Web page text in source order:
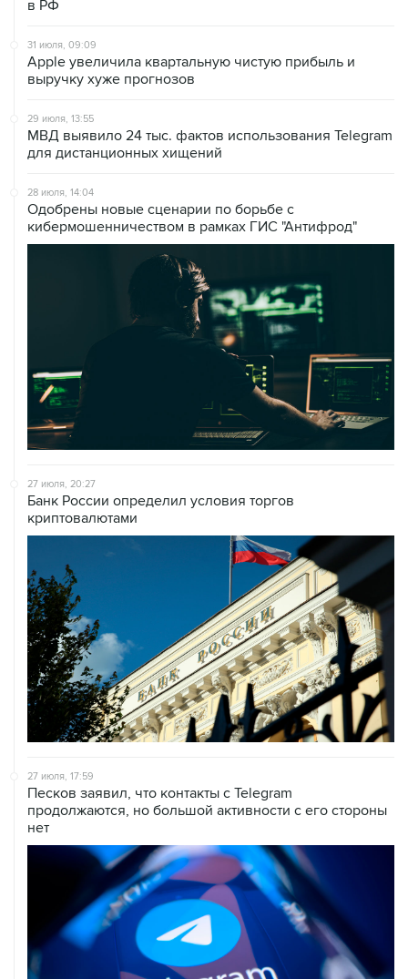
в РФ
31 июля, 09:09
Аpple увеличила квартальную чистую прибыль и
выручку хуже прогнозов
29 июля, 13:55
МВД выявило 24 тыс. фактов использования Telegram
для дистанционных хищений
28 июля, 14:04
Одобрены новые сценарии по борьбе с
кибермошенничеством в рамках ГИС "Антифрод"
27 июля, 20:27
Банк России определил условия торгов
криптовалютами
27 июля, 17:59
Песков заявил, что контакты с Telegram
продолжаются, но большой активности с его стороны
нет